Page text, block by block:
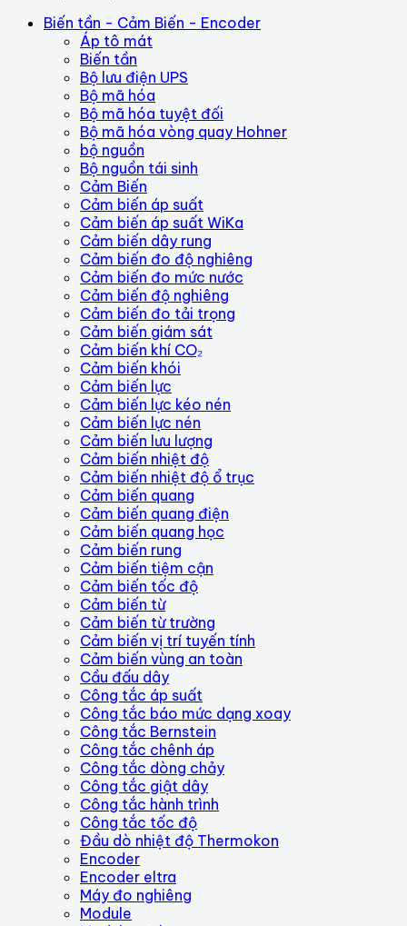
Biến tần - Cảm Biến - Encoder
Áp tô mát
Biến tần
Bộ lưu điện UPS
Bộ mã hóa
Bộ mã hóa tuyệt đối
Bộ mã hóa vòng quay Hohner
bộ nguồn
Bộ nguồn tái sinh
Cảm Biến
Cảm biến áp suất
Cảm biến áp suất WiKa
Cảm biến dây rung
Cảm biến đo độ nghiêng
Cảm biến đo mức nước
Cảm biến độ nghiêng
Cảm biến đo tải trọng
Cảm biến giám sát
Cảm biến khí CO₂
Cảm biến khói
Cảm biến lực
Cảm biến lực kéo nén
Cảm biến lực nén
Cảm biến lưu lượng
Cảm biến nhiệt độ
Cảm biến nhiệt độ ổ trục
Cảm biến quang
Cảm biến quang điện
Cảm biến quang học
Cảm biến rung
Cảm biến tiệm cận
Cảm biến tốc độ
Cảm biến từ
Cảm biến từ trường
Cảm biến vị trí tuyến tính
Cảm biến vùng an toàn
Cầu đấu dây
Công tắc áp suất
Công tắc báo mức dạng xoay
Công tắc Bernstein
Công tắc chênh áp
Công tắc dòng chảy
Công tắc giật dây
Công tắc hành trình
Công tắc tốc độ
Đầu dò nhiệt độ Thermokon
Encoder
Encoder eltra
Máy đo nghiêng
Module